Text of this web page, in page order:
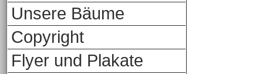
Unsere Bäume
Copyright
Flyer und Plakate